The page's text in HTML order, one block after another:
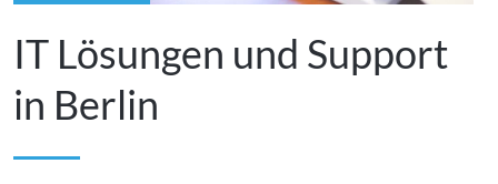
IT Lösungen und Support
in Berlin